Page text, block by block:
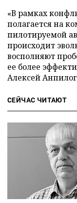
«В рамках
полагается на
пилотируемой
происходит
восполняют
ее более
Алексей
СЕЙЧАС ЧИТАЮТ